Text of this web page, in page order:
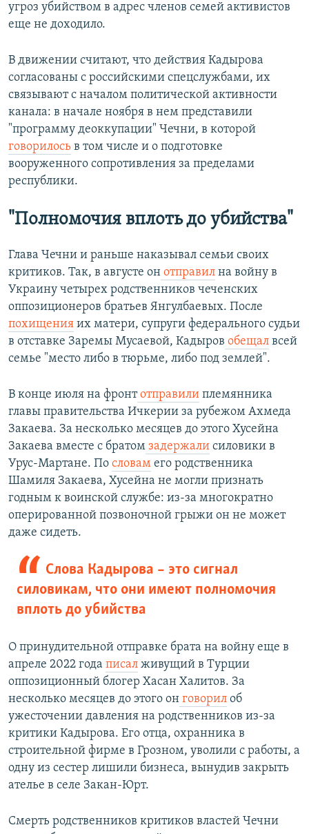
угроз убийством в адрес членов семей активистов
еще не доходило.
В движении считают, что действия Кадырова
согласованы с российскими спецслужбами, их
связывают с началом политической активности
канала: в начале ноября в нем представили
"программу деоккупации" Чечни, в которой
говорилось в том числе и о подготовке
вооруженного сопротивления за пределами
республики.
"Полномочия вплоть до убийства"
Глава Чечни и раньше наказывал семьи своих
критиков. Так, в августе он отправил на войну в
Украину четырех родственников чеченских
оппозиционеров братьев Янгулбаевых. После
похищения их матери, супруги федерального судьи
в отставке Заремы Мусаевой, Кадыров обещал всей
семье "место либо в тюрьме, либо под землей".
В конце июля на фронтотправили племянника
главы правительства Ичкерии за рубежом Ахмеда
Закаева. За несколько месяцев до этого Хусейна
Закаева вместе с братом задержали силовики в
Урус-Мартане. По словам его родственника
Шамиля Закаева, Хусейна не могли признать
годным к воинской службе: из-за многократно
оперированной позвоночной грыжи он не может
даже сидеть.
Слова Кадырова – это сигнал
силовикам, что они имеют полномочия
вплоть до убийства
О принудительной отправке брата на войну еще в
апреле 2022 года писал живущий в Турции
оппозиционный блогер Хасан Халитов. За
несколько месяцев до этого он говорил об
ужесточении давления на родственников из-за
критики Кадырова. Его отца, охранника в
строительной фирме в Грозном, уволили с работы, а
одну из сестер лишили бизнеса, вынудив закрыть
ателье в селе Закан-Юрт.
Смерть родственников критиков властей Чечни